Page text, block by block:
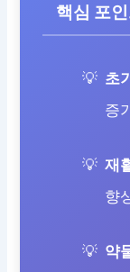
핵심 포
초
증
재
향
약